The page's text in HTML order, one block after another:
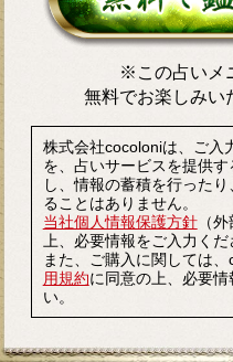
※この占いメ
無料でお楽しみい
株式会社cocoloniは、ご入
を、占いサービスを提供す
し、情報の蓄積を行った
ることはありません。
当社個人情報保護方針（外
上、必要情報をご入力くだ
また、ご購入に関しては
用規約に同意の上、必要情
い。